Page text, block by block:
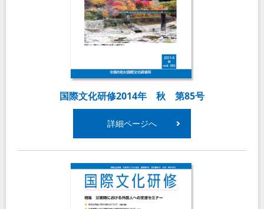
国際文化研修2014年 秋 第85号
詳細ページへ